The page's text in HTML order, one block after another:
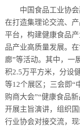
军事
国际
情感
故事
中国食品工业协
在打造集理论交流、
平台，构建健康食品
品产业高质量发展。
廊”等活动。其中，一
积2.5万平方米，分设
等12个展区；三会即“
购商大会”“健康食品
开展主旨演讲，组织
行业协会对接交流，